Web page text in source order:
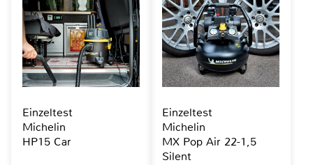
Einzeltest
Michelin
HP15 Car
Einzeltest
Michelin
MX Pop Air 22-1,5
Silent